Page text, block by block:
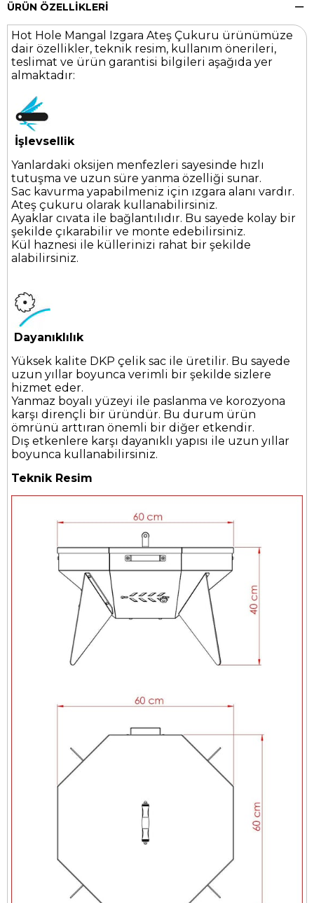
ÜRÜN ÖZELLIKLERI
Hot Hole Mangal Izgara Ateş Çukuru ürünümüze
dair özellikler, teknik resim, kullanım önerileri,
teslimat ve ürün garantisi bilgileri aşağıda yer
almaktadır:
İşlevsellik
Yanlardaki oksijen menfezleri sayesinde hızlı
tutuşma ve uzun süre yanma özelliği sunar.
Sac kavurma yapabilmeniz için ızgara alanı vardır.
Ateş çukuru olarak kullanabilirsiniz.
Ayaklar cıvata ile bağlantılıdır. Bu sayede kolay bir
şekilde çıkarabilir ve monte edebilirsiniz.
Kül haznesi ile küllerinizi rahat bir şekilde
alabilirsiniz.
Dayanıklılık
Yüksek kalite DKP çelik sac ile üretilir. Bu sayede
uzun yıllar boyunca verimli bir şekilde sizlere
hizmet eder.
Yanmaz boyalı yüzeyi ile paslanma ve korozyona
karşı dirençli bir üründür. Bu durum ürün
ömrünü arttıran önemli bir diğer etkendir.
Dış etkenlere karşı dayanıklı yapısı ile uzun yıllar
boyunca kullanabilirsiniz.
Teknik Resim